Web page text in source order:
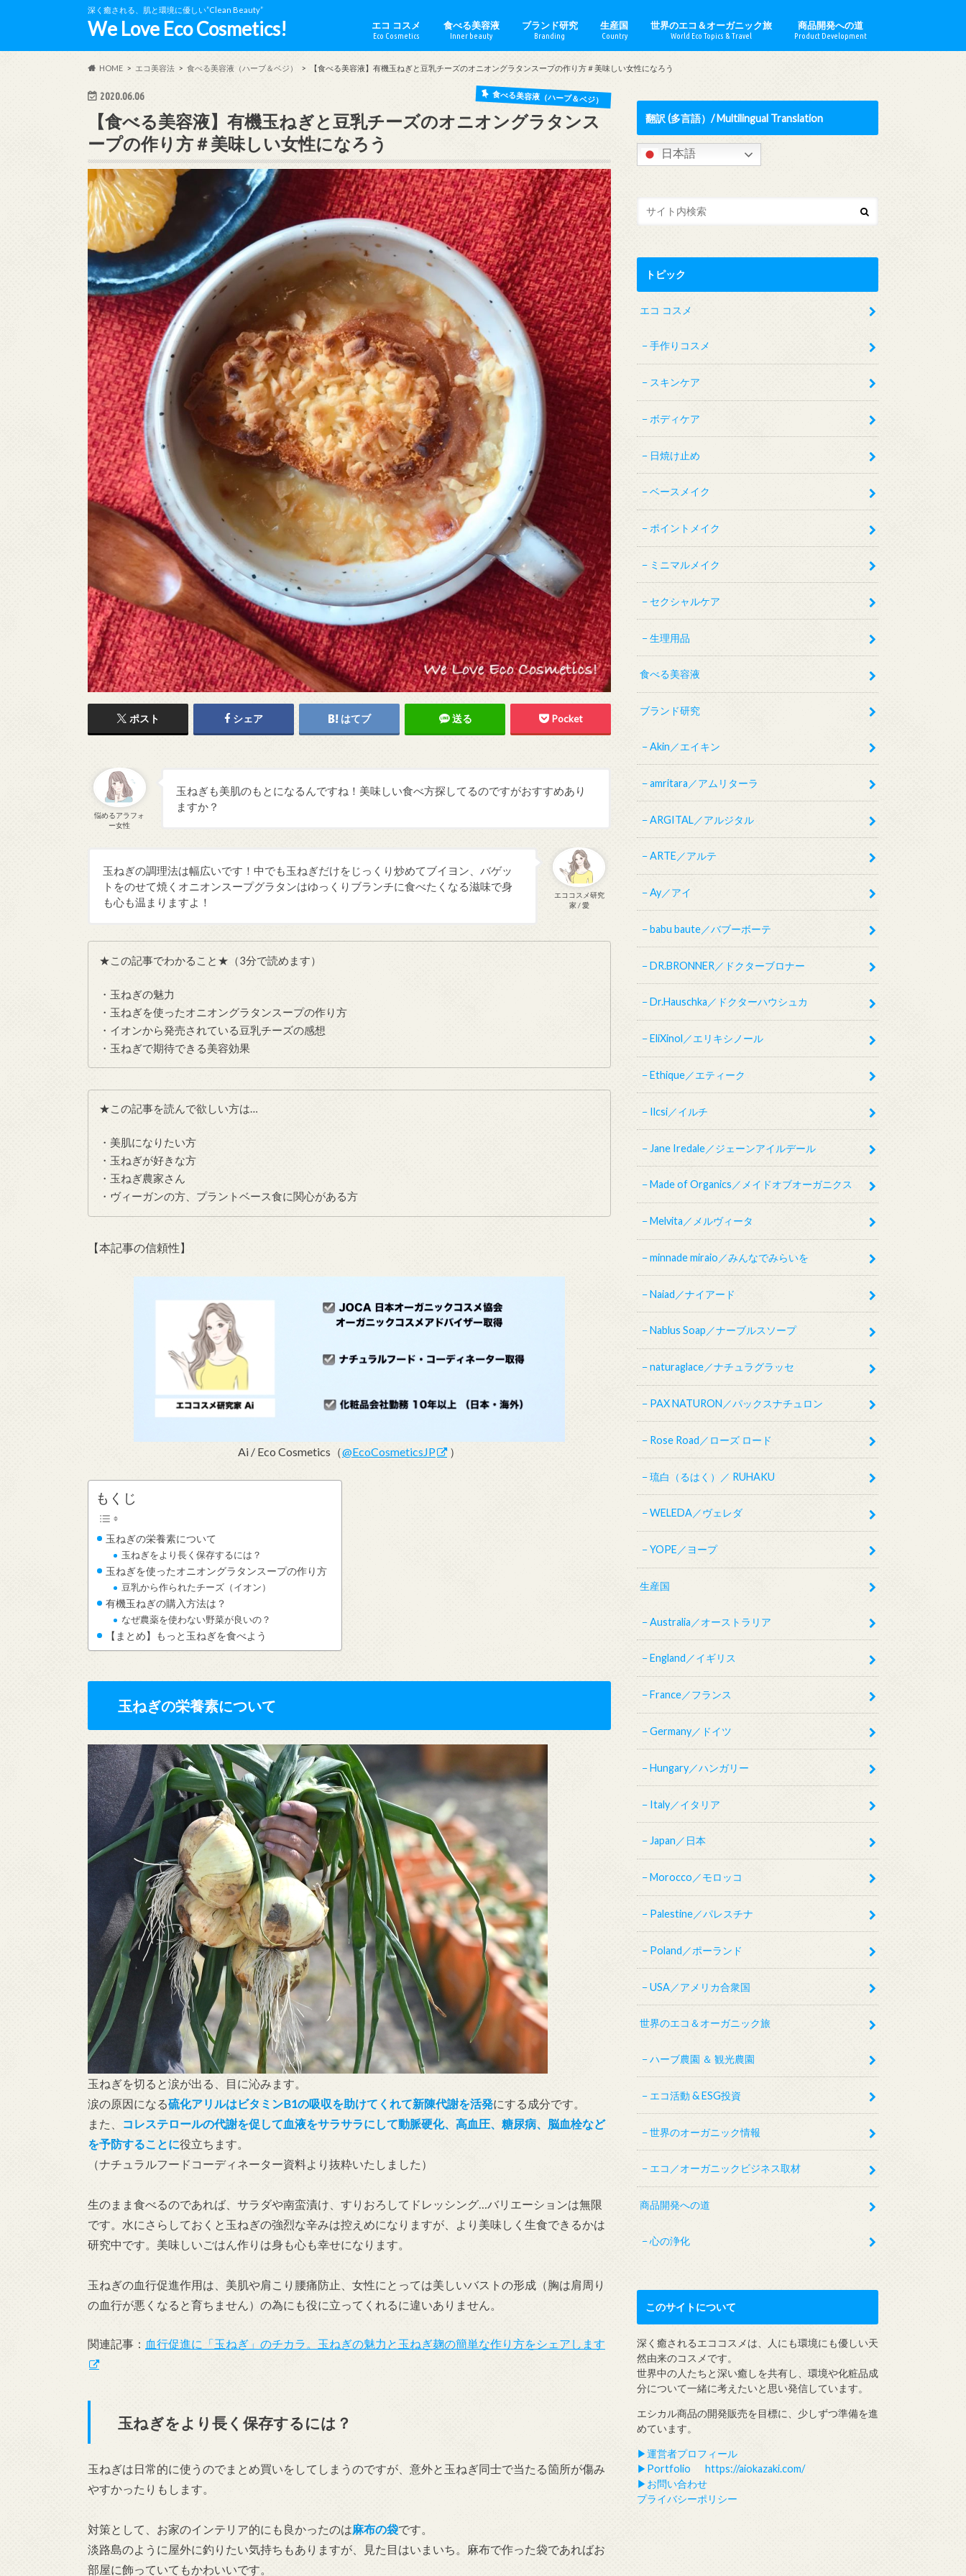
深く癒される、肌と環境に優しい”Clean Beauty”
We Love Eco Cosmetics! エコ コスメ
Eco Cosmetics
食べる美容液
Inner beauty
ブランド研究
Branding
ガニクス
ン
生産国
Country
世界のエコ＆オーガニック旅
World Eco Topics & Travel
商品開発への道
Product Development
HOME エコ美容法 食べる美容液（ハーブ＆ベジ） 【食べる美容液】有機玉ねぎと豆乳チーズのオニオングラタンスープの作り方＃美味しい女性になろう
2020.06.06 食べる美容液（ハーブ＆ベジ）
【食べる美容液】有機玉ねぎと豆乳チーズのオニオングラタンス
ープの作り方＃美味しい女性になろう
ポスト シェア はてブ 送る Pocket
悩めるアラフォ
ー女性
玉ねぎも美肌のもとになるんですね！美味しい食べ方探してるのですがおすすめあり
ますか？
エココスメ研究
家 / 愛
玉ねぎの調理法は幅広いです！中でも玉ねぎだけをじっくり炒めてブイヨン、バゲッ
トをのせて焼くオニオンスープグラタンはゆっくりブランチに食べたくなる滋味で身
も心も温まりますよ！
★この記事でわかること★（3分で読めます）
・玉ねぎの魅力
・玉ねぎを使ったオニオングラタンスープの作り方
・イオンから発売されている豆乳チーズの感想
・玉ねぎで期待できる美容効果
★この記事を読んで欲しい方は…
・美肌になりたい方
・玉ねぎが好きな方
・玉ねぎ農家さん
・ヴィーガンの方、プラントベース食に関心がある方
【本記事の信頼性】
Ai / Eco Cosmetics（@EcoCosmeticsJP ）
もくじ
玉ねぎの栄養素について
玉ねぎをより長く保存するには？
玉ねぎを使ったオニオングラタンスープの作り方
豆乳から作られたチーズ（イオン）
有機玉ねぎの購入方法は？
なぜ農薬を使わない野菜が良いの？
【まとめ】もっと玉ねぎを食べよう
玉ねぎの栄養素について
玉ねぎを切ると涙が出る、目に沁みます。
涙の原因になる硫化アリルはビタミンB1の吸収を助けてくれて新陳代謝を活発にする成分です。
また、
コレステロールの代謝を促して血液をサラサラにして動脈硬化、高血圧、糖尿病、脳血栓など
を予防することに役立ちます。
（ナチュラルフードコーディネーター資料より抜粋いたしました）
生のまま食べるのであれば、サラダや南蛮漬け、すりおろしてドレッシング…バリエーションは無限
です。水にさらしておくと玉ねぎの強烈な辛みは控えめになりますが、より美味しく生食できるかは
研究中です。美味しいごはん作りは身も心も幸せになります。
玉ねぎの血行促進作用は、美肌や肩こり腰痛防止、女性にとっては美しいバストの形成（胸は肩周り
の血行が悪くなると育ちません）の為にも役に立ってくれるに違いありません。
関連記事： 血行促進に「玉ねぎ」のチカラ。玉ねぎの魅力と玉ねぎ麹の簡単な作り方をシェアします
玉ねぎをより長く保存するには？
玉ねぎは日常的に使うのでまとめ買いをしてしまうのですが、意外と玉ねぎ同士で当たる箇所が傷み
やすかったりもします。
対策として、お家のインテリア的にも良かったのは麻布の袋です。
淡路島のように屋外に釣りたい気持ちもありますが、見た目はいまいち。麻布で作った袋であればお
部屋に飾っていてもかわいいです。
翻訳 (多言語）/ Multilingual Translation
日本語
トピック
エコ コスメ
手作りコスメ
スキンケア
ボディケア
日焼け止め
ベースメイク
ポイントメイク
ミニマルメイク
セクシャルケア
生理用品
食べる美容液
ブランド研究
Akin／エイキン
amritara／アムリターラ
ARGITAL／アルジタル
ARTE／アルテ
Ay／アイ
babu baute／バブーボーテ
DR.BRONNER／ドクターブロナー
Dr.Hauschka／ドクターハウシュカ
EliXinol／エリキシノール
Ethique／エティーク
Ilcsi／イルチ
Jane Iredale／ジェーンアイルデール
Made of Organics／メイドオブオーガニクス
Melvita／メルヴィータ
minnade miraio／みんなでみらいを
Naiad／ナイアード
Nablus Soap／ナーブルスソープ
naturaglace／ナチュラグラッセ
PAX NATURON／パックスナチュロン
Rose Road／ローズ ロード
琉白（るはく）／ RUHAKU
WELEDA／ヴェレダ
YOPE／ヨープ
生産国
Australia／オーストラリア
England／イギリス
France／フランス
Germany／ドイツ
Hungary／ハンガリー
Italy／イタリア
Japan／日本
Morocco／モロッコ
Palestine／パレスチナ
Poland／ポーランド
USA／アメリカ合衆国
世界のエコ＆オーガニック旅
ハーブ農園 ＆ 観光農園
エコ活動 & ESG投資
世界のオーガニック情報
エコ／オーガニックビジネス取材
商品開発への道
心の浄化
このサイトについて
深く癒されるエココスメは、人にも環境にも優しい天
然由来のコスメです。
世界中の人たちと深い癒しを共有し、環境や化粧品成
分について一緒に考えたいと思い発信しています。
エシカル商品の開発販売を目標に、少しずつ準備を進
めています。
▶︎運営者プロフィール
▶︎Portfolio https://aiokazaki.com/
▶︎お問い合わせ
プライバシーポリシー